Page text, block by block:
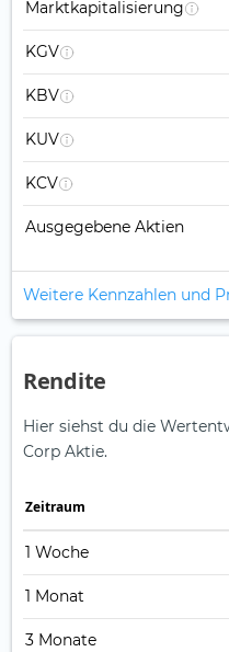
Marktkapitalisierung
KGV
KBV
KUV
KCV
Ausgegebene Aktien
Weitere Kennzahlen und
Rendite
Hier siehst du die
Corp Aktie.
Zeitraum
1 Woche
1 Monat
3 Monate